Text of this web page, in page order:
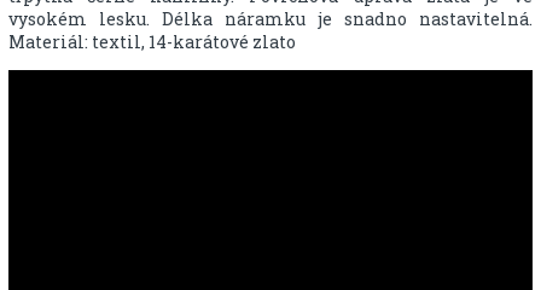
vysokém lesku. Délka náramku je snadno nastavitelná.
Materiál: textil, 14-karátové zlato